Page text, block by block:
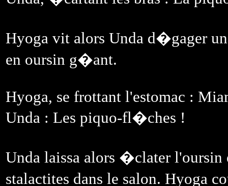
Hyoga vit alors Unda d�gager
en oursin g�ant.
Hyoga, se frottant l'estomac :
Unda : Les piquo-fl�ches !
Unda laissa alors �clater l'oursin
stalactites dans le salon. Hyoga